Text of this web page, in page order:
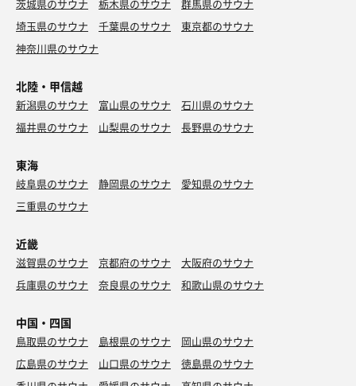
茨城県のサウナ 栃木県のサウナ
群馬県のサウナ
埼玉県のサウナ
千葉県のサウナ
東京都のサウナ
神奈川県のサウナ
北陸・甲信越
新潟県のサウナ 富山県のサウナ
石川県のサウナ
福井県のサウナ
山梨県のサウナ 長野県のサウナ
東海
岐阜県のサウナ 静岡県のサウナ
愛知県のサウナ
三重県のサウナ
近畿
滋賀県のサウナ 京都府のサウナ
大阪府のサウナ
兵庫県のサウナ
奈良県のサウナ 和歌山県のサウナ
中国・四国
鳥取県のサウナ 島根県のサウナ
岡山県のサウナ
広島県のサウナ
山口県のサウナ
徳島県のサウナ